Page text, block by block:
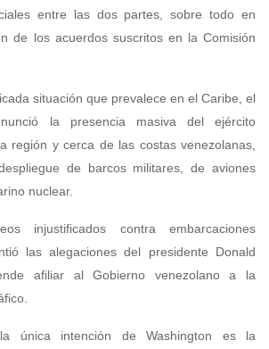
entre las dos partes, sobre todo en
de los acuerdos suscritos en la Comisión
situación que prevalece en el Caribe, el
la presencia masiva del ejército
región y cerca de las costas venezolanas,
de barcos militares, de aviones
nuclear.
injustificados contra embarcaciones
las alegaciones del presidente Donald
afiliar al Gobierno venezolano a la
única intención de Washington es la